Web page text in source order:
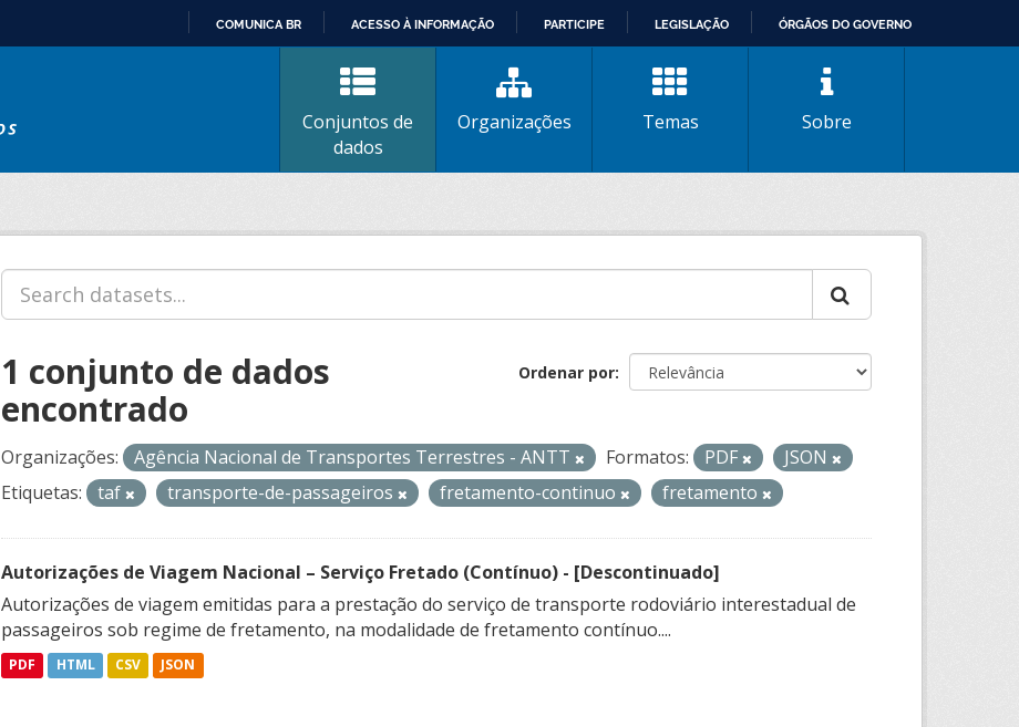
CONTEÚDO
COMUNICA BR ACESSO À INFORMAÇÃO PARTICIPE LEGISLAÇÃO ÓRGÃOS DO GOVERNO
Conjuntos de
dados
Organizações Temas Sobre
Ordenar por
1 conjunto de dados
encontrado
Organizações: Agência Nacional de Transportes Terrestres - ANTT Formatos: PDF
JSON
Etiquetas:
taf transporte-de-passageiros fretamento-continuo fretamento
Autorizações de Viagem Nacional – Serviço Fretado (Contínuo) - [Descontinuado]
Autorizações de viagem emitidas para a prestação do serviço de transporte rodoviário interestadual de
passageiros sob regime de fretamento, na modalidade de fretamento contínuo....
PDF HTML CSV JSON